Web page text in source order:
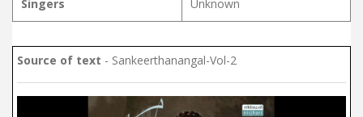
Singers Unknown
Source of text - Sankeerthanangal-Vol-2